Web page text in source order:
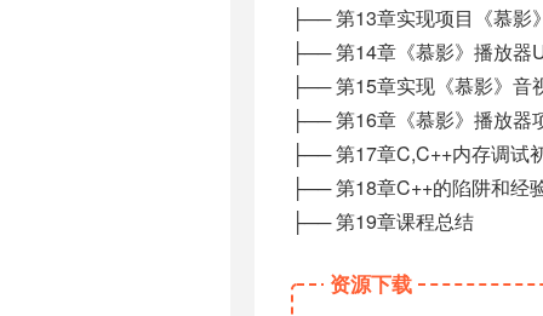
├── 第13章实现项目《慕影
├── 第14章《慕影》播放器
├── 第15章实现《慕影》音
├── 第16章《慕影》播放器
├── 第17章C,C++内存调试
├── 第18章C++的陷阱和经
├── 第19章课程总结
资源下载